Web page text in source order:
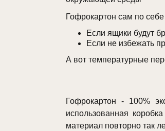
Гофрокартон сам по
Если ящики будут
Если не избежать
А вот температурные
Гофрокартон - 100%
использованная
материал повторно так